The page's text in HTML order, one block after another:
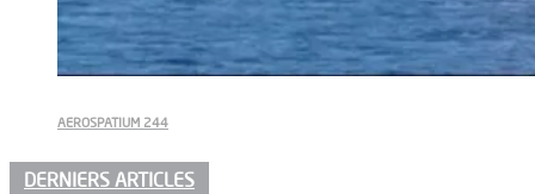
AEROSPATIUM 244
DERNIERS ARTICLES